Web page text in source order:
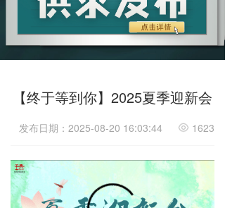
【终于等到你】2025夏季迎新会
发布日期：2025-08-20 16:03:44 1623